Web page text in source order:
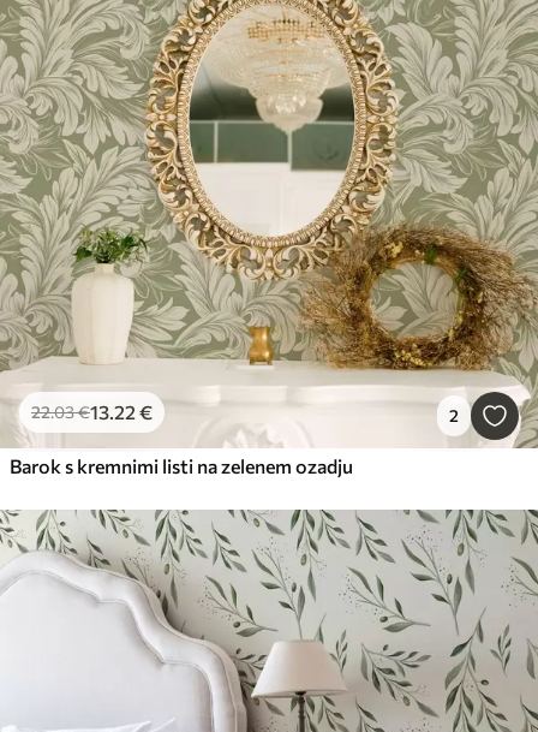
22.03€13.22 € 2
Barok s kremnimi listi na zelenem ozadju